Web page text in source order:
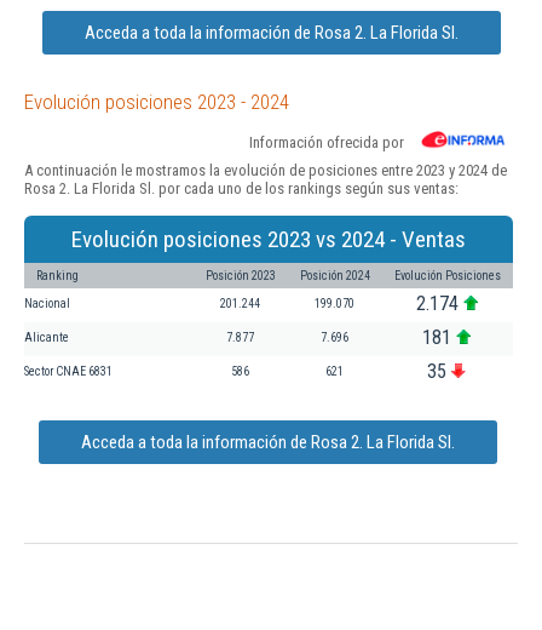
Acceda a toda la información de Rosa 2. La Florida Sl.
Evolución posiciones 2023 - 2024
Información ofrecida por
A continuación le mostramos la evolución de posiciones entre 2023 y 2024 de
Rosa 2. La Florida Sl. por cada uno de los rankings según sus ventas:
Evolución posiciones 2023 vs 2024 - Ventas
Ranking Posición 2023 Posición 2024 Evolución Posiciones
Nacional 201.244 199.070 2.174
Alicante 7.877 7.696 181
Sector CNAE 6831 586 621 35
Acceda a toda la información de Rosa 2. La Florida Sl.